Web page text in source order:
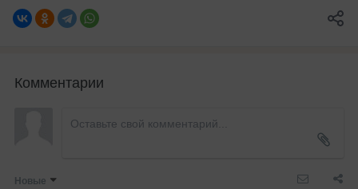
Комментарии
Новые